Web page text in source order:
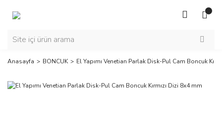
Anasayfa BONCUK El Yapımı Venetian Parlak Disk-Pul Cam Boncuk